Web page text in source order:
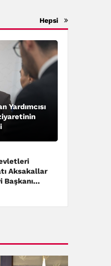
Hepsi
Yardımcısı
Aksakallar
Başkanı